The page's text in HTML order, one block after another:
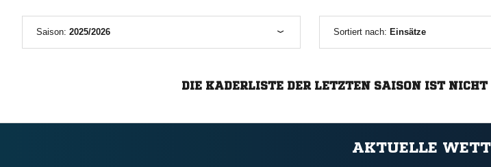
Saison: 2025/2026 Sortiert nach: Einsätze
DIE KADERLISTE DER LETZTEN SAISON IST NICHT
AKTUELLE